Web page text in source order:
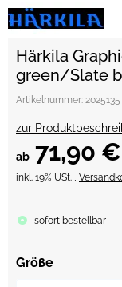
Härkila
green/Slate
Artikelnummer: 2025135
zur
ab 71,90 €
inkl. 19% USt. ,
sofort bestellbar
Größe